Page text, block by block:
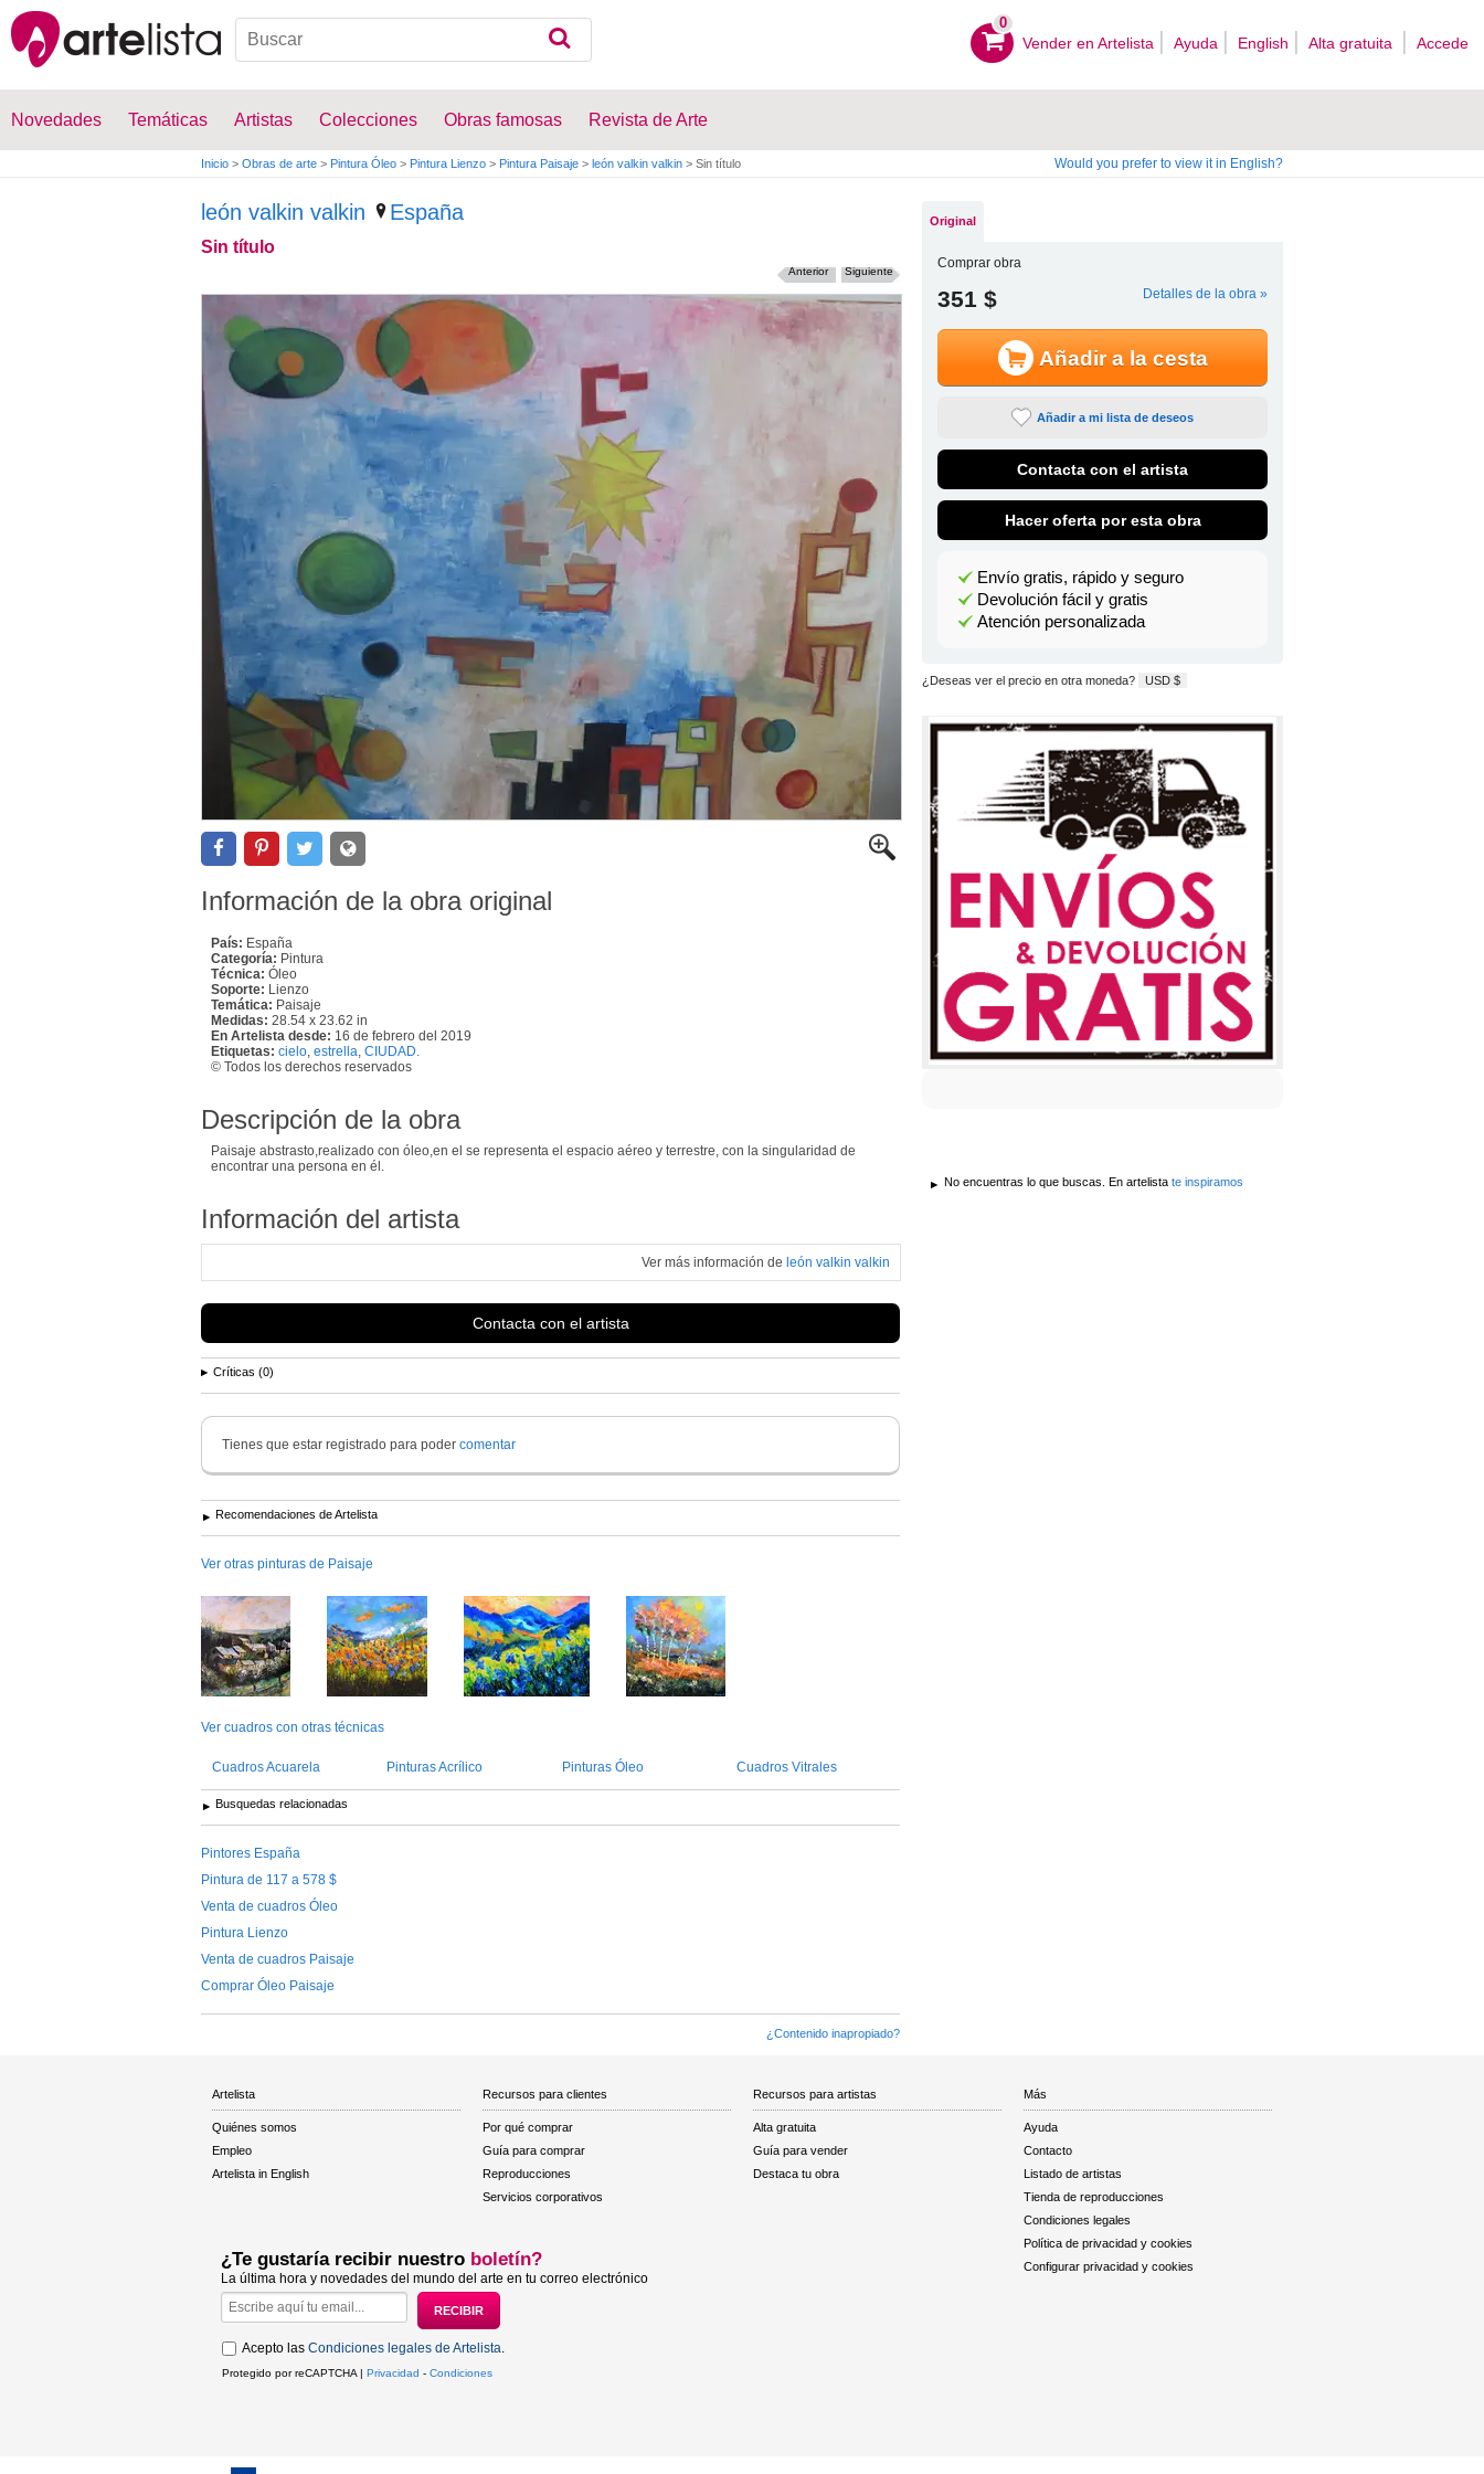
0
Vender en Artelista Ayuda English Alta gratuita Accede
Novedades Temáticas Artistas Colecciones Obras famosas Revista de Arte
Inicio > Obras de arte > Pintura Óleo > Pintura Lienzo > Pintura Paisaje > león valkin valkin > Sin título Would you prefer to view it in English?
león valkin valkin España
Sin título
Siguiente
Anterior
Información de la obra original
País: España
Categoría: Pintura
Técnica: Óleo
Soporte: Lienzo
Temática: Paisaje
Medidas: 28.54 x 23.62 in
En Artelista desde: 16 de febrero del 2019
Etiquetas: cielo estrella CIUDAD.
© Todos los derechos reservados
Descripción de la obra
Paisaje abstrasto,realizado con óleo,en el se representa el espacio aéreo y terrestre, con la singularidad de
encontrar una persona en él.
Información del artista
Ver más información de león valkin valkin
Contacta con el artista
Críticas (0)
Tienes que estar registrado para poder comentar
Recomendaciones de Artelista
Ver otras pinturas de Paisaje
Ver cuadros con otras técnicas
Cuadros Acuarela Pinturas Acrílico Pinturas Óleo Cuadros Vitrales
Busquedas relacionadas
Pintores España
Pintura de 117 a 578 $
Venta de cuadros Óleo
Pintura Lienzo
Venta de cuadros Paisaje
Comprar Óleo Paisaje
¿Contenido inapropiado?
Original
Comprar obra
351 $ Detalles de la obra »
Añadir a la cesta
Añadir a mi lista de deseos
Contacta con el artista
Hacer oferta por esta obra
Envío gratis, rápido y seguro
Devolución fácil y gratis
Atención personalizada
¿Deseas ver el precio en otra moneda? USD $
No encuentras lo que buscas. En artelista te inspiramos
Artelista
Quiénes somos
Empleo
Artelista in English
Recursos para clientes
Por qué comprar
Guía para comprar
Reproducciones
Servicios corporativos
Recursos para artistas
Alta gratuita
Guía para vender
Destaca tu obra
Más
Ayuda
Contacto
Listado de artistas
Tienda de reproducciones
Condiciones legales
Política de privacidad y cookies
Configurar privacidad y cookies
¿Te gustaría recibir nuestro boletín?
La última hora y novedades del mundo del arte en tu correo electrónico
Acepto las Condiciones legales de Artelista
Protegido por reCAPTCHA | Privacidad - Condiciones